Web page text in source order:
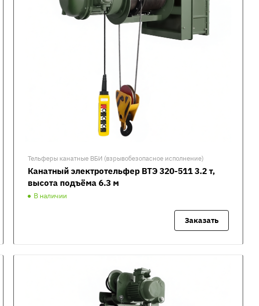
Тельферы канатные ВБИ (взрывобезопасное исполнение)
Канатный электротельфер ВТЭ 320-511 3.2 т,
высота подъёма 6.3 м
В наличии
Заказать